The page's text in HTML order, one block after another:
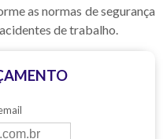
as normas de segurança
de trabalho.